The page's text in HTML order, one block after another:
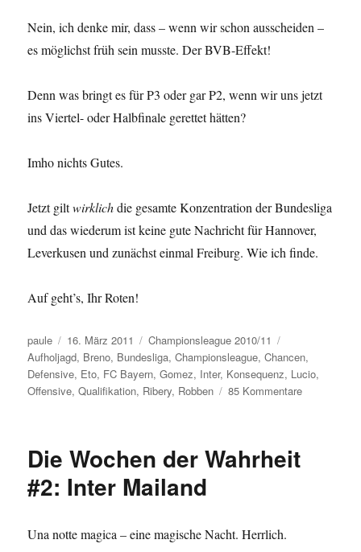
Nein, ich denke mir, dass – wenn wir schon ausscheiden –
es möglichst früh sein musste. Der BVB-Effekt!
Denn was bringt es für P3 oder gar P2, wenn wir uns jetzt
ins Viertel- oder Halbfinale gerettet hätten?
Imho nichts Gutes.
Jetzt giltwirklichdie gesamte Konzentration der Bundesliga
und das wiederum ist keine gute Nachricht für Hannover,
Leverkusen und zunächst einmal Freiburg. Wie ich finde.
Auf geht’s, Ihr Roten!
Autor
paule
Veröffentlicht
am
16. März 2011 Kategorien
Championsleague 2010/11
Aufholjagd, Breno, Bundesliga,Championsleague,Chancen,
Defensive, Eto, FC Bayern,Gomez, Inter, Konsequenz, Lucio,
Offensive,Qualifikation, Ribery, Robben 85 Kommentarezu
Die Wochen der Wahrheit
#2: Inter Mailand
Una notte magica – eine magische Nacht. Herrlich.